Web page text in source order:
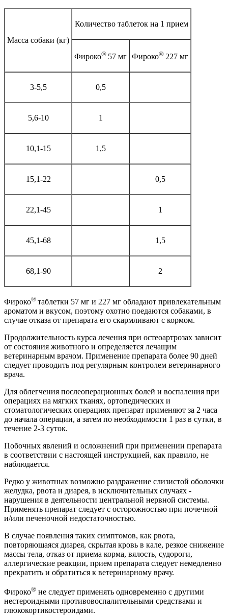
Масса собаки (кг)
Количество таблеток на 1 прием
Фироко® 57 мг Фироко® 227 мг
3-5,5 0,5
5,6-10 1
10,1-15 1,5
15,1-22 0,5
22,1-45 1
45,1-68 1,5
68,1-90 2
Фироко® таблетки 57 мг и 227 мг обладают привлекательным
ароматом и вкусом, поэтому охотно поедаются собаками, в
случае отказа от препарата его скармливают с кормом.
Продолжительность курса лечения при остеоартрозах зависит
от состояния животного и определяется лечащим
ветеринарным врачом. Применение препарата более 90 дней
следует проводить под регулярным контролем ветеринарного
врача.
Для облегчения послеоперационных болей и воспаления при
операциях на мягких тканях, ортопедических и
стоматологических операциях препарат применяют за 2 часа
до начала операции, а затем по необходимости 1 раз в сутки, в
течение 2-3 суток.
Побочных явлений и осложнений при применении препарата
в соответствии с настоящей инструкцией, как правило, не
наблюдается.
Редко у животных возможно раздражение слизистой оболочки
желудка, рвота и диарея, в исключительных случаях -
нарушения в деятельности центральной нервной системы.
Применять препарат следует с осторожностью при почечной
и/или печеночной недостаточностью.
В случае появления таких симптомов, как рвота,
повторяющаяся диарея, скрытая кровь в кале, резкое снижение
массы тела, отказ от приема корма, вялость, судороги,
аллергические реакции, прием препарата следует немедленно
прекратить и обратиться к ветеринарному врачу.
Фироко® не следует применять одновременно с другими
нестероидными противовоспалительными средствами и
глюкокортикостероидами.